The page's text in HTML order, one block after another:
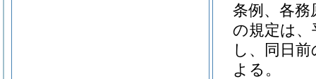
条例、各務
の規定は、
し、同日
よる。